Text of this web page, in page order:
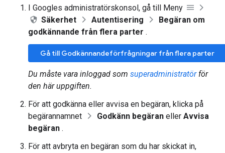
I Googles administratörskonsol, gå till Meny
Säkerhet
Autentisering
Begäran om
godkännande från flera parter .
Gå till Godkännandeförfrågningar från flera parter
Du måste vara inloggad som superadministratörför
den här uppgiften.
För att godkänna eller avvisa en begäran, klicka på
begärannamnet
Godkänn begäran eller Avvisa
begäran .
För att avbryta en begäran som du har skickat in,